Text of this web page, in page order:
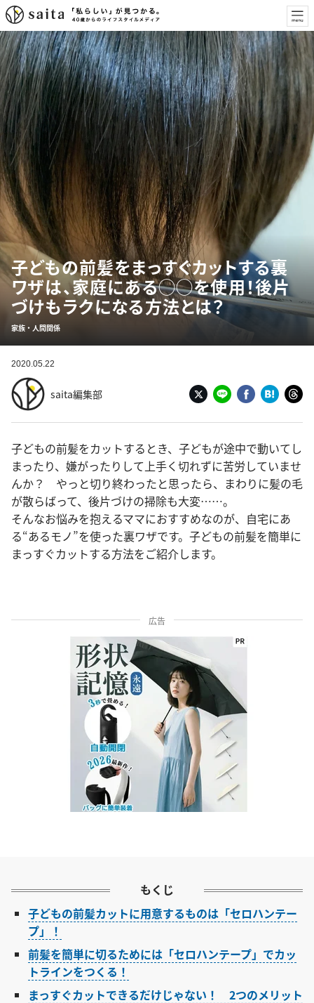
子どもの前髪をまっすぐカットする裏
ワザは、家庭にある◯◯を使用！後片
づけもラクになる方法とは？
家族・人間関係
2020.05.22
saita編集部
子どもの前髪をカットするとき、子どもが途中で動いてし
まったり、嫌がったりして上手く切れずに苦労していませ
んか？ やっと切り終わったと思ったら、まわりに髪の毛
が散らばって、後片づけの掃除も大変……。
そんなお悩みを抱えるママにおすすめなのが、自宅にあ
る“あるモノ”を使った裏ワザです。子どもの前髪を簡単に
まっすぐカットする方法をご紹介します。
広告
もくじ
子どもの前髪カットに用意するものは「セロハンテー
プ」！
前髪を簡単に切るためには「セロハンテープ」でカッ
トラインをつくる！
まっすぐカットできるだけじゃない！ 2つのメリット